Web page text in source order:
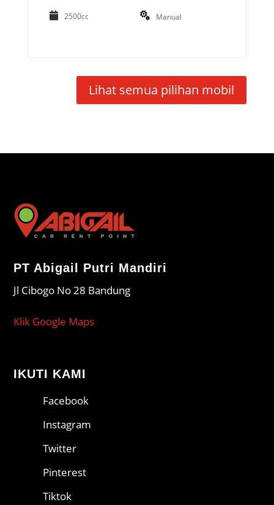
2500cc Manual
Lihat semua pilihan mobil
PT Abigail Putri Mandiri
Jl Cibogo No 28 Bandung
Klik Google Maps
IKUTI KAMI
Facebook
Instagram
Twitter
Pinterest
Tiktok